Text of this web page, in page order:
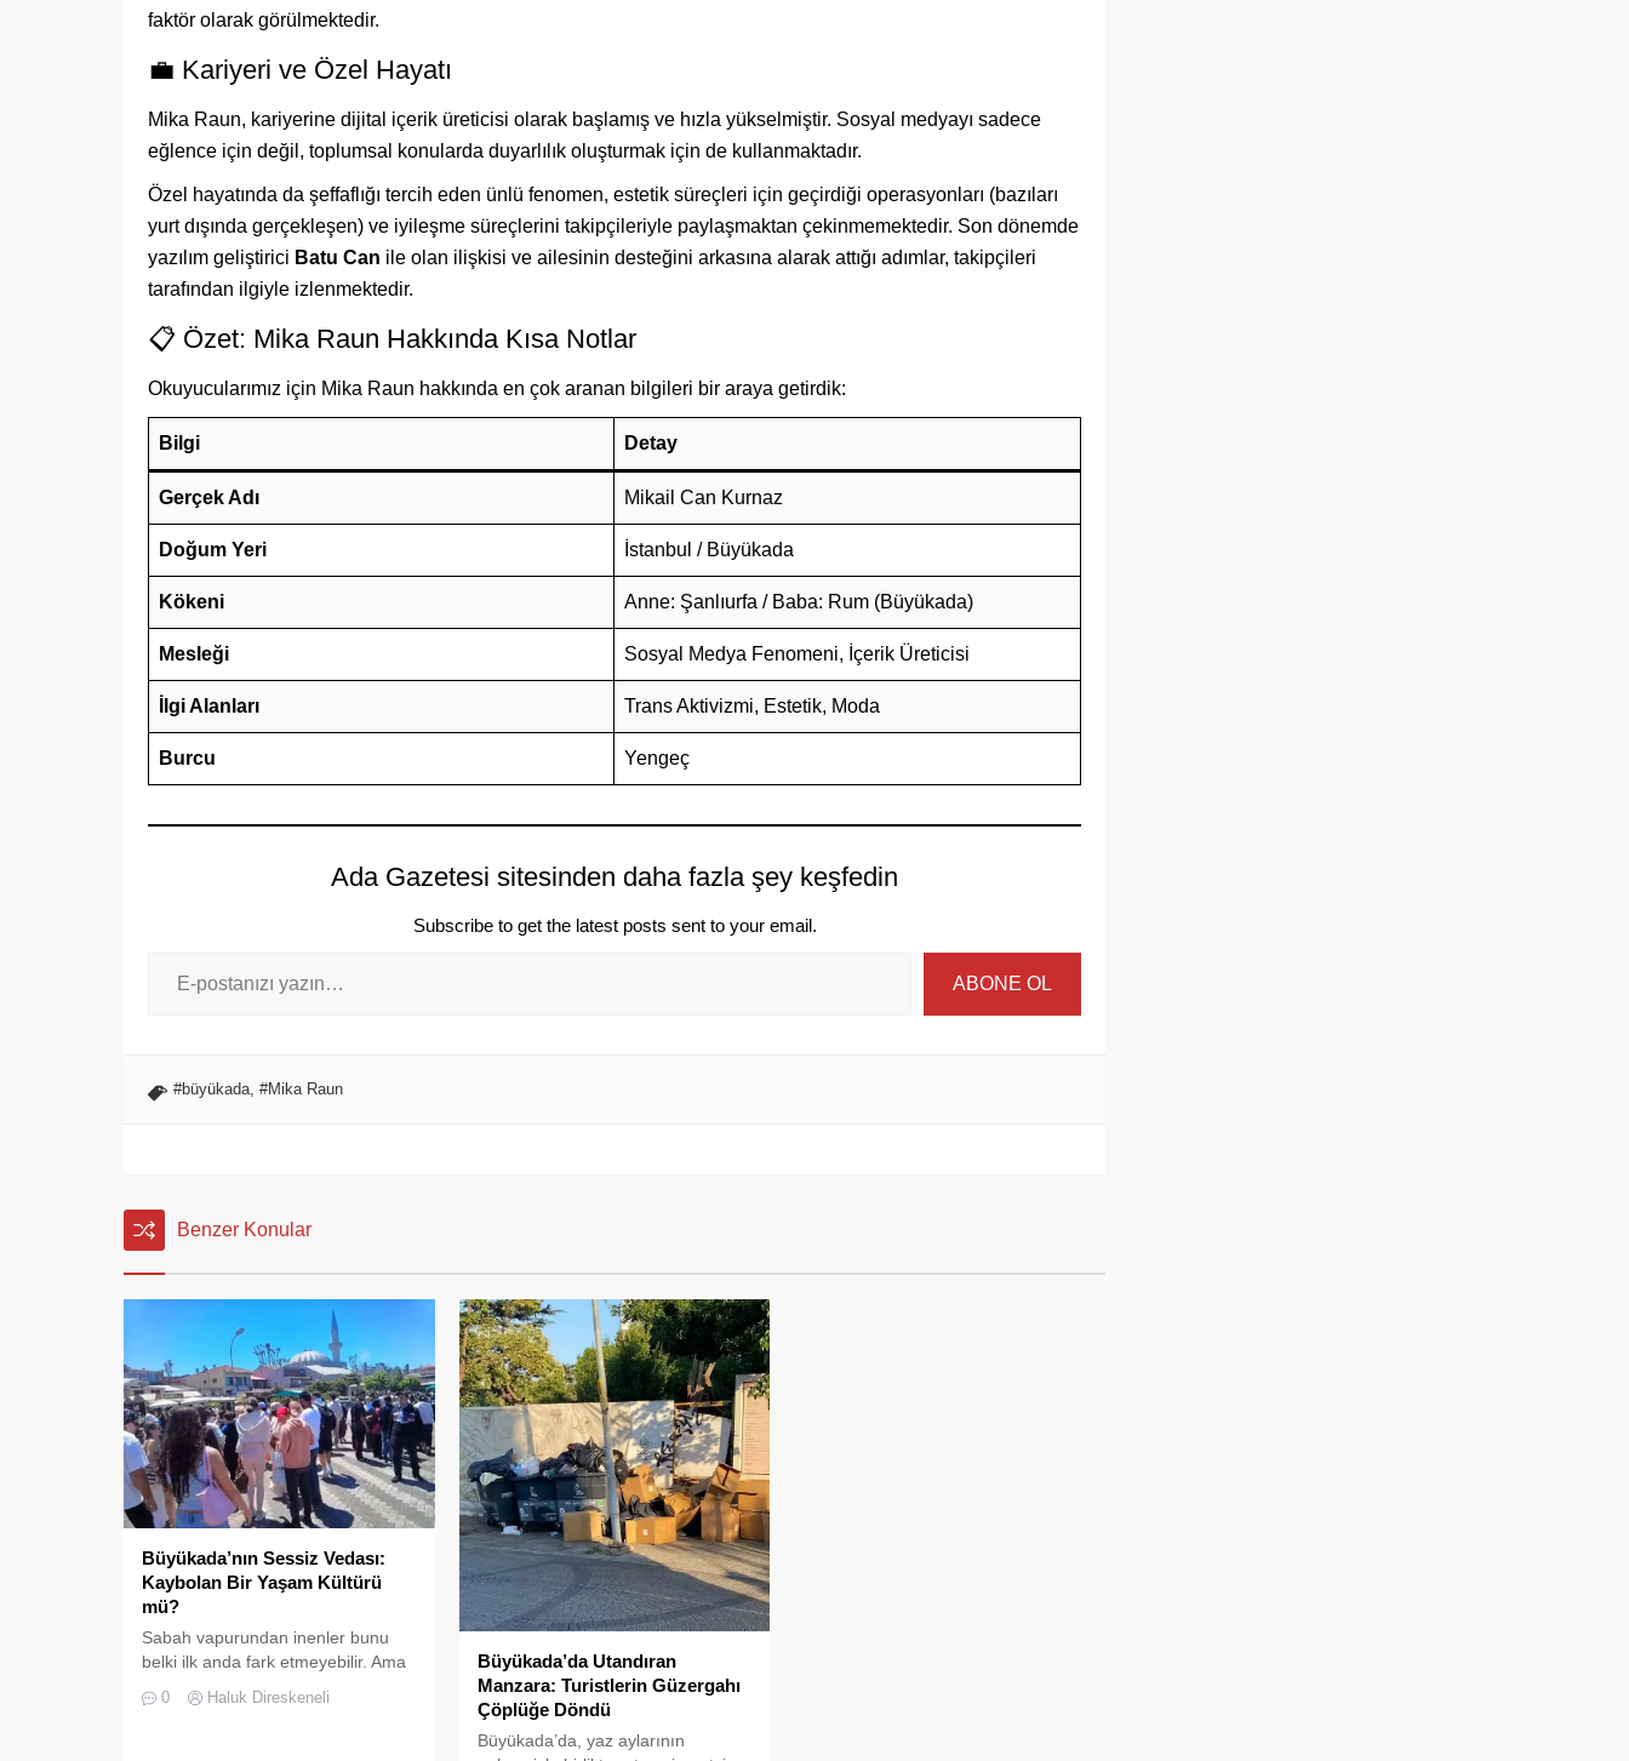
faktör olarak görülmektedir.
💼 Kariyeri ve Özel Hayatı
Mika Raun, kariyerine dijital içerik üreticisi olarak başlamış ve hızla yükselmiştir. Sosyal medyayı sadece
eğlence için değil, toplumsal konularda duyarlılık oluşturmak için de kullanmaktadır.
Özel hayatında da şeffaflığı tercih eden ünlü fenomen, estetik süreçleri için geçirdiği operasyonları (bazıları
yurt dışında gerçekleşen) ve iyileşme süreçlerini takipçileriyle paylaşmaktan çekinmemektedir. Son dönemde
yazılım geliştirici Batu Can ile olan ilişkisi ve ailesinin desteğini arkasına alarak attığı adımlar, takipçileri
tarafından ilgiyle izlenmektedir.
📋 Özet: Mika Raun Hakkında Kısa Notlar
Okuyucularımız için Mika Raun hakkında en çok aranan bilgileri bir araya getirdik:
Bilgi Detay
Gerçek Adı Mikail Can Kurnaz
Doğum Yeri İstanbul / Büyükada
Kökeni Anne: Şanlıurfa / Baba: Rum (Büyükada)
Mesleği Sosyal Medya Fenomeni, İçerik Üreticisi
İlgi Alanları Trans Aktivizmi, Estetik, Moda
Burcu Yengeç
Ada Gazetesi sitesinden daha fazla şey keşfedin
Subscribe to get the latest posts sent to your email.
ABONE OL
#büyükada #Mika Raun
Benzer Konular
Büyükada’nın Sessiz Vedası:
Kaybolan Bir Yaşam Kültürü
mü?
Sabah vapurundan inenler bunu
belki ilk anda fark etmeyebilir. Ama
tanıyanlar bilir; adanın sesi ve
0 Haluk Direskeneli
Büyükada’da Utandıran
Manzara: Turistlerin Güzergahı
Çöplüğe Döndü
Büyükada’da, yaz aylarının